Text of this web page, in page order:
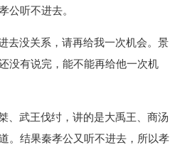
公听不进去。
去没关系，请再给我一次机会。景
没有说完，能不能再给他一次机
、武王伐纣，讲的是大禹王、商汤
。结果秦孝公又听不进去，所以孝